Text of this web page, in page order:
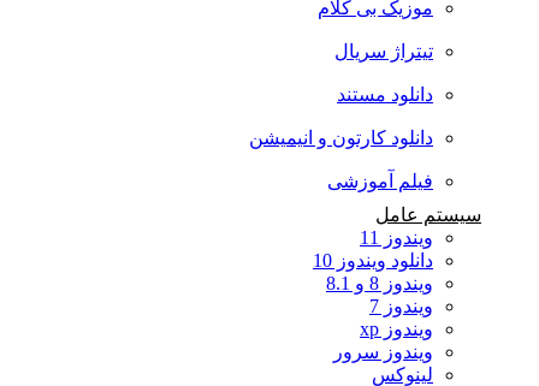
موزیک بی کلام
تیتراژ سریال
دانلود مستند
دانلود کارتون و انیمیشن
فیلم آموزشی
سیستم عامل
ویندوز 11
دانلود ویندوز 10
ویندوز 8 و 8.1
ویندوز 7
ویندوز xp
ویندوز سرور
لینوکس